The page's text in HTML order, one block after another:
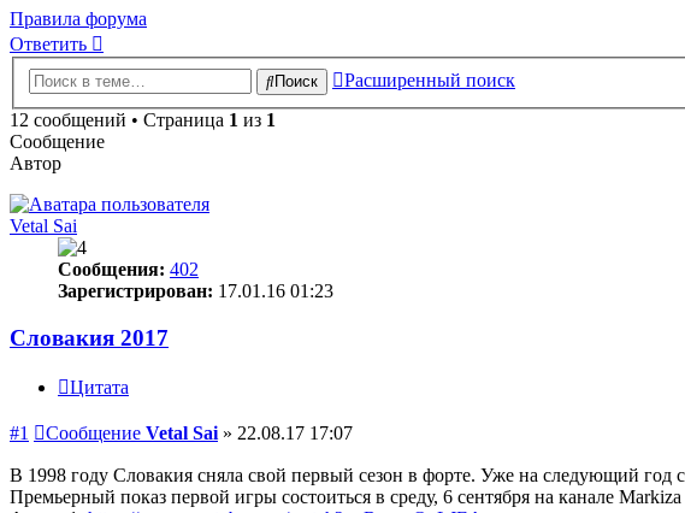
Правила форума
Ответить
Поиск
Расширенный поиск
12 сообщений • Страница 1 из 1
Сообщение
Автор
Vetal Sai
Сообщения: 402
Зарегистрирован: 17.01.16 01:23
Словакия 2017
Цитата
#1 Сообщение Vetal Sai » 22.08.17 17:07
В 1998 году Словакия сняла свой первый сезон в форте. Уже на следующий год
Премьерный показ первой игры состоиться в среду, 6 сентября на канале